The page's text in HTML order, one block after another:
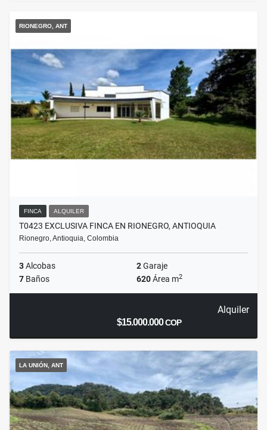
RIONEGRO, ANT
FINCA ALQUILER
T0423 EXCLUSIVA FINCA EN RIONEGRO, ANTIOQUIA
Rionegro, Antioquia, Colombia
3Alcobas 2Garaje
7 Baños 620Área m2
Alquiler
$15.000.000COP
LA UNIÓN, ANT